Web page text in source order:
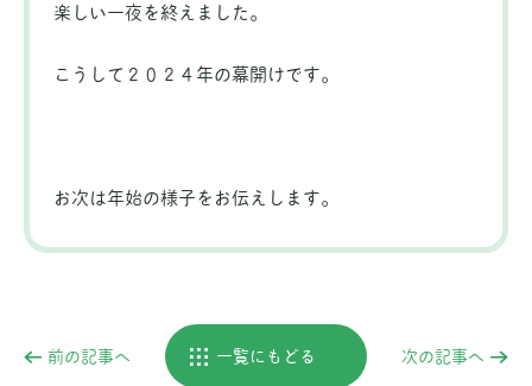
楽しい一夜を終えました。
こうして２０２４年の幕開けです。
お次は年始の様子をお伝えします。
前の記事へ 一覧にもどる 次の記事へ